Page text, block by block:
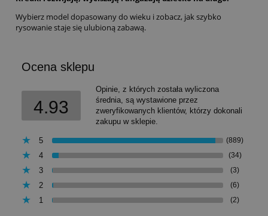
Wybierz model dopasowany do wieku i zobacz, jak szybko
rysowanie staje się ulubioną zabawą.
Ocena sklepu
4.93
Opinie, z których została wyliczona
średnia, są wystawione przez
zweryfikowanych klientów, którzy dokonali
zakupu w sklepie.
5 (889)
4 (34)
3 (3)
2 (6)
1 (2)